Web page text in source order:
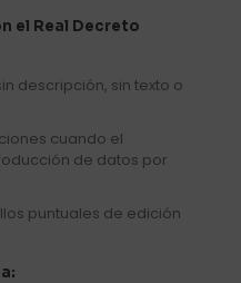
el Real Decreto
descripción, sin texto o
cuando el
de datos por
puntuales de edición